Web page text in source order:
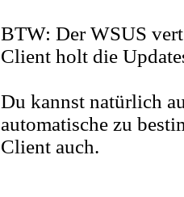
BTW: Der WSUS
Client holt die
Du kannst natürlich
automatische zu
Client auch.